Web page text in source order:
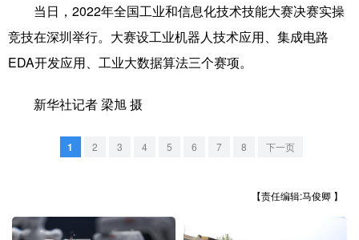
文化产业
北京 天津 河北
江苏
浙江 安徽
当日，2022年全国工业和信息化技术技能大赛决赛实操
竞技在深圳举行。大赛设工业机器人技术应用、集成电路
EDA开发应用、工业大数据算法三个赛项。
新华社记者 梁旭 摄
1 2 3 4 5 6 7 8 下一页
【责任编辑:马俊卿 】